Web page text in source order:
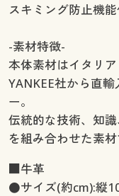
スキミング防止機
-素材特徴-
本体素材はイタリ
YANKEE社から直
ー。
伝統的な技術、知
を組み合わせた素材
■牛革
●サイズ(約cm):縦